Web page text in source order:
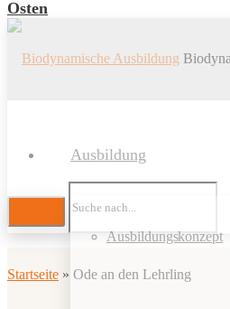
Osten
Ausbildung
Ausbildungskonzept
Startseite » Ode an den Lehrling